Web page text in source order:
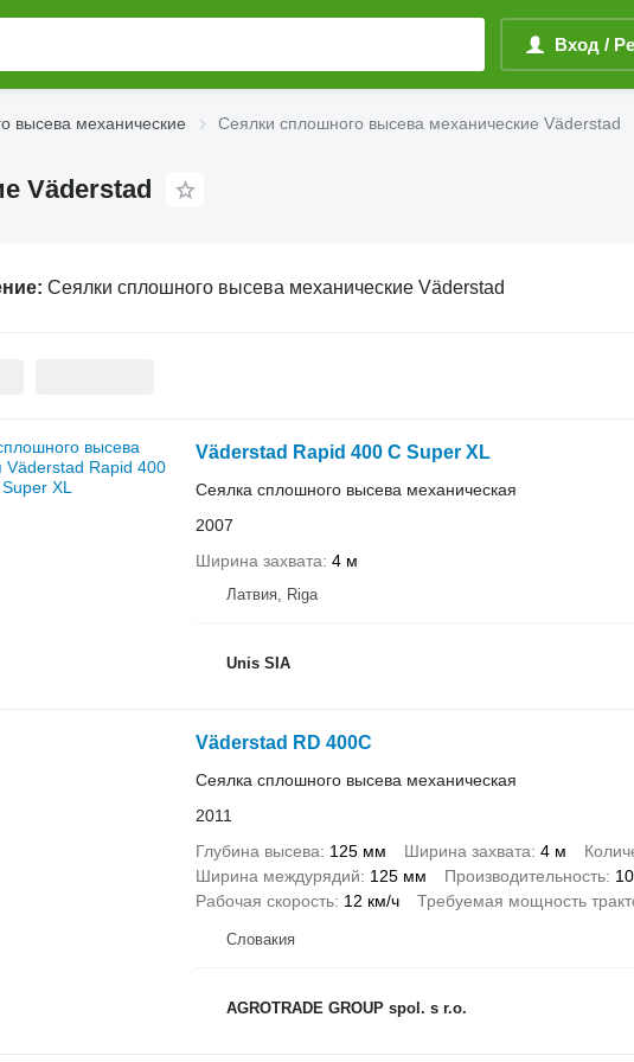
Вход /
высева механические Сеялки сплошного высева механические Väderstad
Väderstad
Сеялки сплошного высева механические Väderstad
Väderstad Rapid 400 C Super XL
Сеялка сплошного высева механическая
2007
Ширина захвата 4 м
Латвия, Riga
Unis SIA
Väderstad RD 400C
Сеялка сплошного высева механическая
2011
Глубина высева
125 мм Ширина захвата 4 м
Ширина междурядий
125 мм Производительность
Рабочая скорость 12 км/ч Требуемая мощность
Словакия
AGROTRADE GROUP spol. s r.o.